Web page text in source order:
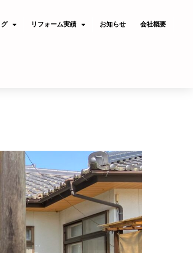
グ リフォーム実績 お知らせ 会社概要